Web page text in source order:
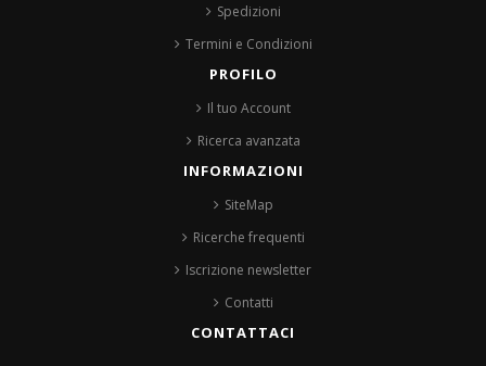
Spedizioni
Termini e Condizioni
PROFILO
Il tuo Account
Ricerca avanzata
INFORMAZIONI
SiteMap
Ricerche frequenti
Iscrizione newsletter
Contatti
CONTATTACI